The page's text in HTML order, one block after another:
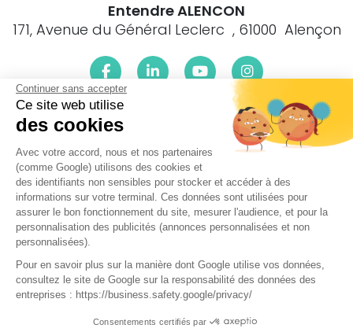
Continuer sans accepter
Ce site web utilise
des cookies
Avec votre accord, nous et nos partenaires
(comme Google) utilisons des cookies et
des identifiants non sensibles pour stocker et accéder à des
informations sur votre terminal. Ces données sont utilisées pour
assurer le bon fonctionnement du site, mesurer l'audience, et pour la
personnalisation des publicités (annonces personnalisées et non
personnalisées).
Pour en savoir plus sur la manière dont Google utilise vos données,
consultez le site de Google sur la responsabilité des données des
entreprises : https://business.safety.google/privacy/
Consentements certifiés par
Entendre ALENCON
171, Avenue du Général Leclerc , 61000 Alençon
Le centre Entendre ALENCON (61000) est proche de :
61000 Alençon, 61250 Colombiers, 61250 Condé s/Sarthe,
61250 Cuissai, 61250 Damigny, 61420 Gandelain, 61250
Héloup, 61420 La Ferrière-Bochard, 61420 La Roche-Mabile,
61320 Lalacelle, 61250 Lonrai, 61250 Mieuxcé, 61250 Pacé,
61250 St-Céneri-le-Gérei, 61420 St-Denis s/Sarthon, 61000
St-Germain-du-Corbéis, 61250 St-Nicolas-des-Bois, 61000
Cerisé, 61250 Forges, 61250 Larré, 61250 Radon, 61250
Semallé, 61250 Valframbert, 61250 Vingt-Hanaps, 61320 Ciral,
61420 Fontenai-les-Louvets, 61420 Livaie, 61320 Longuenoë,
61320 Rouperroux, 61320 St-Didier s/s Ecouves
Réalisé par Web Enseignes- Copyright 2026 Entendre